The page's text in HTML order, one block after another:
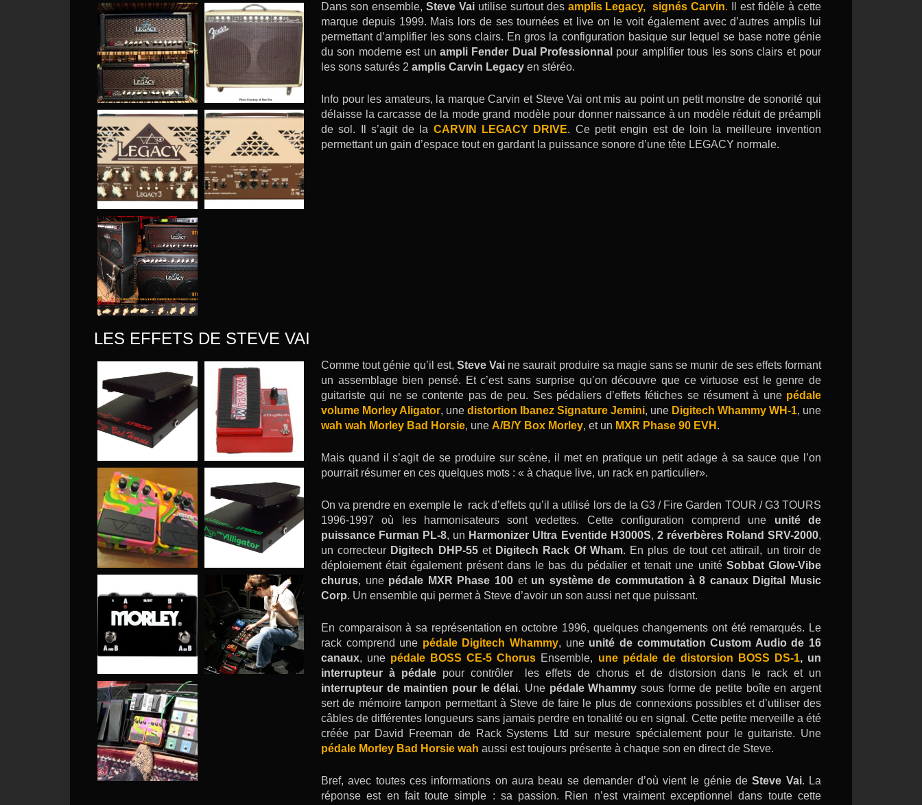
Dans son ensemble, Steve Vaiutilise surtout des amplis Legacy, signés Carvin. Il est fidèle à cette
marque depuis 1999. Mais lors de ses tournées et live on le voit également avec d’autres amplis lui
permettant d’amplifier les sons clairs. En gros la configuration basique sur lequel se base notre génie
du son moderne est un ampli Fender Dual Professionnal pour amplifier tous les sons clairs et pour
les sons saturés 2 amplis Carvin Legacy en stéréo.
Info pour les amateurs, la marque Carvin et Steve Vai ont mis au point un petit monstre de sonorité qui
délaisse la carcasse de la mode grand modèle pour donner naissance à un modèle réduit de préampli
de sol. Il s’agit de la CARVIN LEGACY DRIVE. Ce petit engin est de loin la meilleure invention
permettant un gain d’espace tout en gardant la puissance sonore d’une tête LEGACY normale.
LES EFFETS DE STEVE VAI
Comme tout génie qu’il est, Steve Vai ne saurait produire sa magie sans se munir de ses effets formant
un assemblage bien pensé. Et c’est sans surprise qu’on découvre que ce virtuose est le genre de
guitariste qui ne se contente pas de peu. Ses pédaliers d’effets fétiches se résument à une pédale
volume Morley Aligator, une distortion Ibanez Signature Jemini, une Digitech Whammy WH-1, une
wah wah Morley Bad Horsie, une A/B/Y Box Morley, et un MXR Phase 90 EVH .
Mais quand il s’agit de se produire sur scène, il met en pratique un petit adage à sa sauce que l’on
pourrait résumer en ces quelques mots : « à chaque live, un rack en particulier».
On va prendre en exemple le rack d’effets qu’il a utilisé lors de la G3 / Fire Garden TOUR / G3 TOURS
1996-1997 où les harmonisateurs sont vedettes. Cette configuration comprend une unité de
puissance Furman PL-8, un Harmonizer Ultra Eventide H3000S, 2 réverbères Roland SRV-2000,
un correcteur Digitech DHP-55et Digitech Rack Of Wham. En plus de tout cet attirail, un tiroir de
déploiement était également présent dans le bas du pédalier et tenait une unité Sobbat Glow-Vibe
churus, unepédale MXR Phase 100 et un système de commutation à 8 canaux Digital Music
Corp. Un ensemble qui permet à Steve d’avoir un son aussi net que puissant.
En comparaison à sa représentation en octobre 1996, quelques changements ont été remarqués. Le
rack comprend une pédale Digitech Whammy, une unité de commutation Custom Audio de 16
canaux, une pédale BOSS CE-5 Chorus Ensemble, une pédale de distorsion BOSS DS-1, un
interrupteur à pédalepour contrôler les effets de chorus et de distorsion dans le rack et un
interrupteur de maintien pour le délai. Une pédale Whammy sous forme de petite boîte en argent
sert de mémoire tampon permettant à Steve de faire le plus de connexions possibles et d’utiliser des
câbles de différentes longueurs sans jamais perdre en tonalité ou en signal. Cette petite merveille a été
créée par David Freeman de Rack Systems Ltd sur mesure spécialement pour le guitariste. Une
pédale Morley Bad Horsie wah aussi est toujours présente à chaque son en direct de Steve.
Bref, avec toutes ces informations on aura beau se demander d’où vient le génie deSteve Vai. La
réponse est en fait toute simple : sa passion. Rien n’est vraiment exceptionnel dans toute cette